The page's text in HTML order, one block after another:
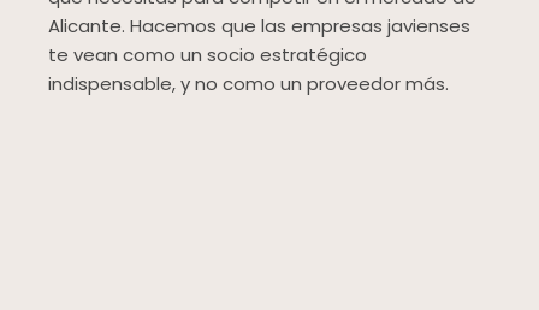
Alicante. Hacemos que las empresas javienses
te vean como un socio estratégico
indispensable, y no como un proveedor más.